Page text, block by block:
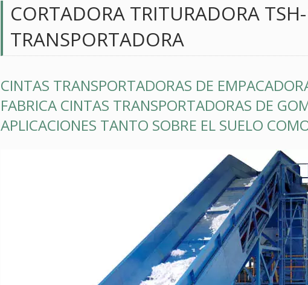
CORTADORA TRITURADORA
TRANSPORTADORA
CINTAS TRANSPORTADORAS DE
FABRICA CINTAS TRANSPORTADORAS DE
APLICACIONES TANTO SOBRE EL SUELO